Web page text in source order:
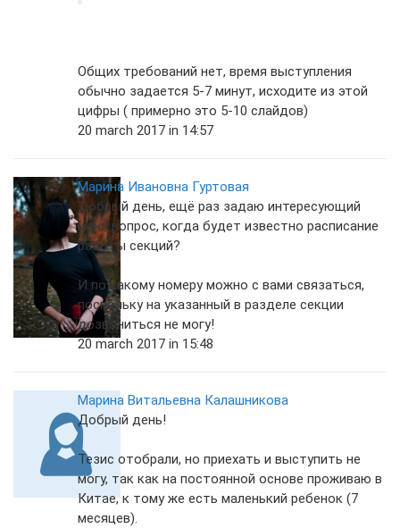
Общих требований нет, время выступления
обычно задается 5-7 минут, исходите из этой
цифры ( примерно это 5-10 слайдов)
20 march 2017 in 14:57
Марина Ивановна Гуртовая
Добрый день, ещё раз задаю интересующий
меня вопрос, когда будет известно расписание
работы секций?
И по какому номеру можно с вами связаться,
поскольку на указанный в разделе секции
дозвониться не могу!
20 march 2017 in 15:48
Марина Витальевна Калашникова
Добрый день!
Тезис отобрали, но приехать и выступить не
могу, так как на постоянной основе проживаю в
Китае, к тому же есть маленький ребенок (7
месяцев).